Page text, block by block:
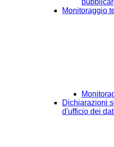
Monitoraggio
Dichiarazioni
d'ufficio dei